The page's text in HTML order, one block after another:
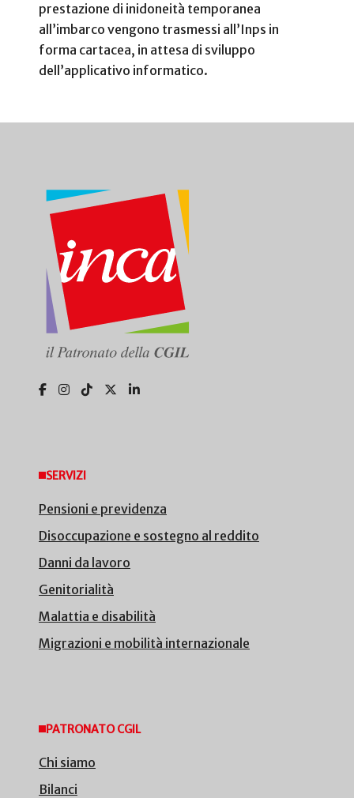
prestazione di inidoneità temporanea
all’imbarco vengono trasmessi all’Inps in
forma cartacea, in attesa di sviluppo
dell’applicativo informatico.
SERVIZI
Pensioni e previdenza
Disoccupazione e sostegno al reddito
Danni da lavoro
Genitorialità
Malattia e disabilità
Migrazioni e mobilità internazionale
PATRONATO CGIL
Chi siamo
Bilanci